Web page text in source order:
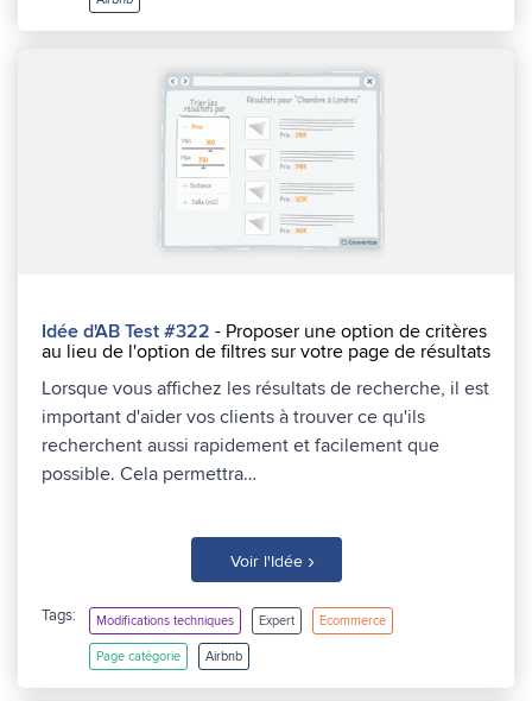
Idée d'AB Test #322 - Proposer une option de critères
au lieu de l'option de filtres sur votre page de résultats
Lorsque vous affichez les résultats de recherche, il est
important d'aider vos clients à trouver ce qu'ils
recherchent aussi rapidement et facilement que
possible. Cela permettra…
Voir l'Idée ›
Tags: Modifications techniques Expert Ecommerce
Page catégorie Airbnb